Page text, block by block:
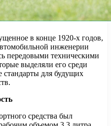
в конце 1920-х годов,
инженерии
передовыми техническими
выделяли его среди
стандарты для будущих
средства был